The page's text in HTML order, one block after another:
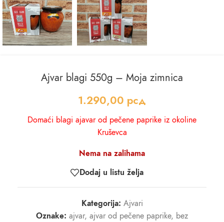
Ajvar blagi 550g – Moja zimnica
1.290,00 рсд
Domaći blagi ajavar od pečene paprike iz okoline
Kruševca
Nema na zalihama
Dodaj u listu želja
Kategorija: Ajvari
Oznake: ajvar, ajvar od pečene paprike, bez